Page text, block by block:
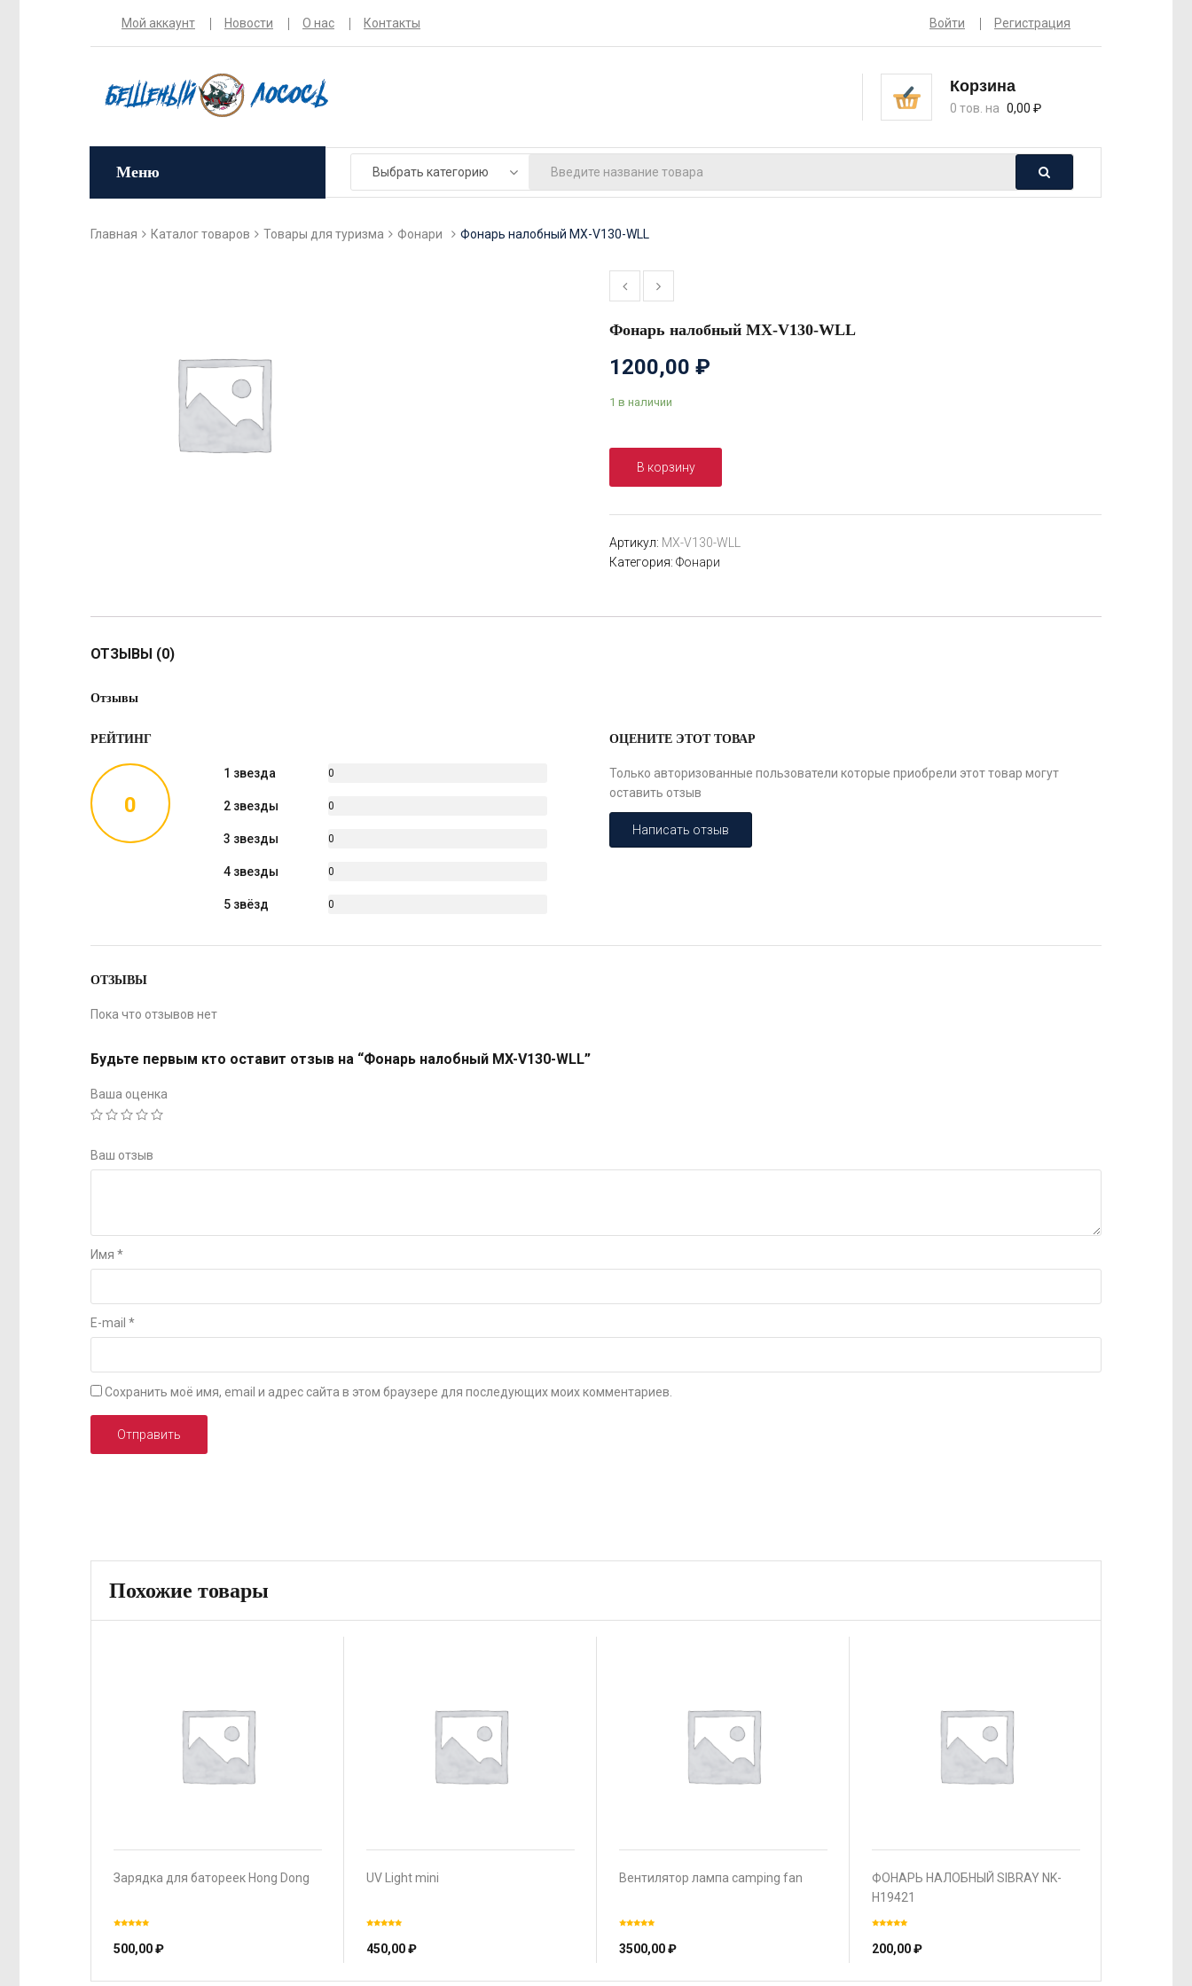
Мой аккаунт Новости О нас Контакты Войти Регистрация
Корзина
0 тов. на 0,00 ₽
Меню
Главная Каталог товаров Товары для туризма Фонари Фонарь налобный MX-V130-WLL
Фонарь налобный MX-V130-WLL
1200,00 ₽
1 в наличии
В корзину
Артикул: MX-V130-WLL
Категория: Фонари
ОТЗЫВЫ (0)
Отзывы
РЕЙТИНГ
0
1 звезда
0
2 звезды
0
3 звезды
0
4 звезды
0
5 звёзд
0
ОЦЕНИТЕ ЭТОТ ТОВАР
Только авторизованные пользователи которые приобрели этот товар могут
оставить отзыв
Написать отзыв
ОТЗЫВЫ
Пока что отзывов нет
Будьте первым кто оставит отзыв на “Фонарь налобный MX-V130-WLL”
Ваша оценка
Ваш отзыв
Имя *
E-mail *
Сохранить моё имя, email и адрес сайта в этом браузере для последующих моих комментариев.
Похожие товары
Зарядка для батореек Hong Dong
500,00₽
UV Light mini
450,00₽
Вентилятор лампа camping fan
3500,00₽
ФОНАРЬ НАЛОБНЫЙ SIBRAY NK-
H19421
200,00₽